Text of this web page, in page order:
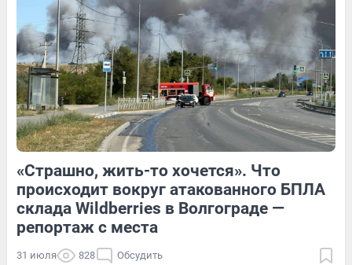
Обсудить 8 Обсудить
1 Обсудить 1 Обсудить
«Страшно, жить-то хочется». Что
происходит вокруг атакованного БПЛА
склада Wildberries в Волгограде —
репортаж с места
31 июля 828 Обсудить